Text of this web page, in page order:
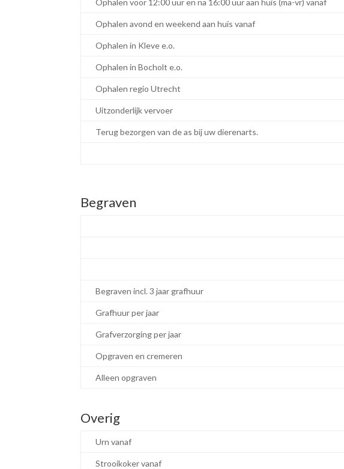
Ophalen voor 12:00 uur en na 16:00 uur aan huis (ma-vr) vanaf
Ophalen avond en weekend aan huis vanaf
Ophalen in Kleve e.o.
Ophalen in Bocholt e.o.
Ophalen regio Utrecht
Uitzonderlijk vervoer
Terug bezorgen van de as bij uw dierenarts.
Begraven
Begraven incl. 3 jaar grafhuur
Grafhuur per jaar
Grafverzorging per jaar
Opgraven en cremeren
Alleen opgraven
Overig
Urn vanaf
Strooikoker vanaf